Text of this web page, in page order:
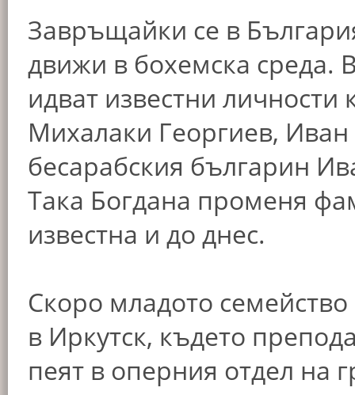
Завръщайки се в
движи в бохемска среда.
идват известни личности
Михалаки Георгиев, Иван
бесарабския българин
Така Богдана променя
известна и до днес.
Скоро младото
в Иркутск, където
пеят в оперния отдел на